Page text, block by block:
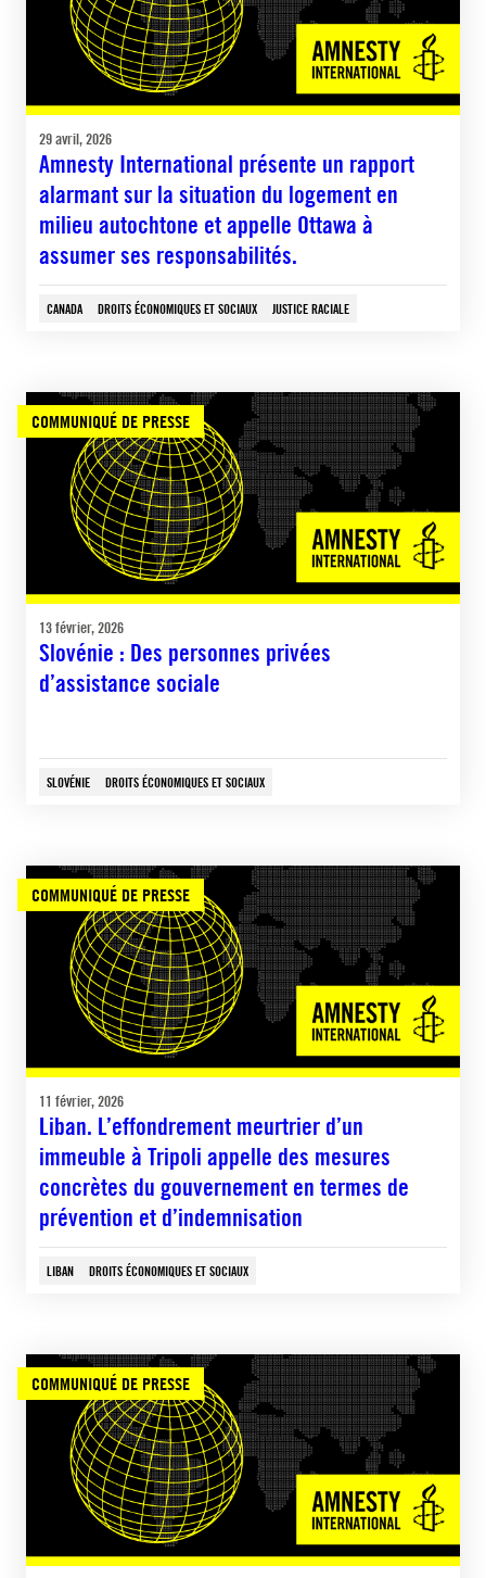
29 avril, 2026
Amnesty International présente un rapport
alarmant sur la situation du logement en
milieu autochtone et appelle Ottawa à
assumer ses responsabilités.
CANADA DROITS ÉCONOMIQUES ET SOCIAUX JUSTICE RACIALE
COMMUNIQUÉ DE PRESSE
13 février, 2026
Slovénie : Des personnes privées
d’assistance sociale
SLOVÉNIE DROITS ÉCONOMIQUES ET SOCIAUX
COMMUNIQUÉ DE PRESSE
11 février, 2026
Liban. L’effondrement meurtrier d’un
immeuble à Tripoli appelle des mesures
concrètes du gouvernement en termes de
prévention et d’indemnisation
LIBAN DROITS ÉCONOMIQUES ET SOCIAUX
COMMUNIQUÉ DE PRESSE